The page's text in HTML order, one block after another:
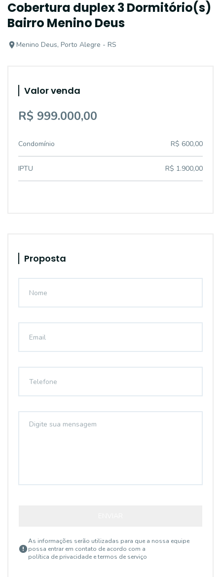
Cobertura duplex 3 Dormitório(s)
Bairro Menino Deus
Menino Deus, Porto Alegre - RS
Valor venda
R$ 999.000,00
Condomínio R$ 600,00
IPTU R$ 1.900,00
Proposta
As informações serão utilizadas para que a nossa equipe
possa entrar em contato de acordo com a
política de privacidade e termos de serviço